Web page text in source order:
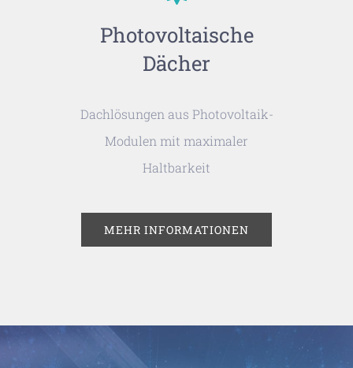
Photovoltaische
Dächer
Dachlösungen aus Photovoltaik-
Modulen mit maximaler
Haltbarkeit
MEHR INFORMATIONEN